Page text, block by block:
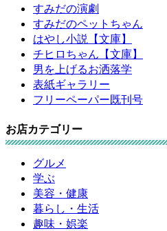
すみだの演劇
すみだのペットちゃん
はやし小説【文庫】
チヒロちゃん【文庫】
男を上げるお洒落学
表紙ギャラリー
フリーペーパー既刊号
お店カテゴリー
グルメ
学ぶ
美容・健康
暮らし・生活
趣味・娯楽